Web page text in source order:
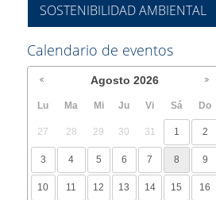
SOSTENIBILIDAD AMBIENTAL
Calendario de eventos
Agosto 2026
Lu Ma Mi Ju Vi Sá Do
27 28 29 30 31 1 2
3 4 5 6 7 8 9
10 11 12 13 14 15 16